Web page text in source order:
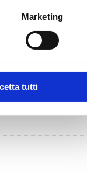
Marketing
tutti
Malaga